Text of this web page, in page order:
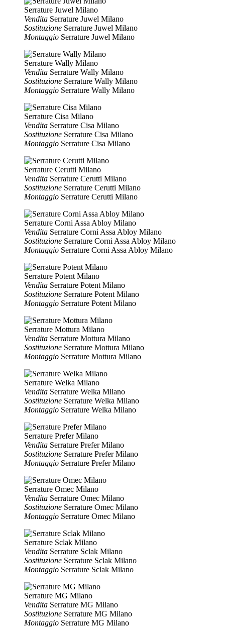
Serrature Juwel Milano
Vendita Serrature Juwel Milano
Sostituzione Serrature Juwel Milano
Montaggio Serrature Juwel Milano
Serrature Wally Milano
Vendita Serrature Wally Milano
Sostituzione Serrature Wally Milano
Montaggio Serrature Wally Milano
Serrature Cisa Milano
Vendita Serrature Cisa Milano
Sostituzione Serrature Cisa Milano
Montaggio Serrature Cisa Milano
Serrature Cerutti Milano
Vendita Serrature Cerutti Milano
Sostituzione Serrature Cerutti Milano
Montaggio Serrature Cerutti Milano
Serrature Corni Assa Abloy Milano
Vendita Serrature Corni Assa Abloy Milano
Sostituzione Serrature Corni Assa Abloy Milano
Montaggio Serrature Corni Assa Abloy Milano
Serrature Potent Milano
Vendita Serrature Potent Milano
Sostituzione Serrature Potent Milano
Montaggio Serrature Potent Milano
Serrature Mottura Milano
Vendita Serrature Mottura Milano
Sostituzione Serrature Mottura Milano
Montaggio Serrature Mottura Milano
Serrature Welka Milano
Vendita Serrature Welka Milano
Sostituzione Serrature Welka Milano
Montaggio Serrature Welka Milano
Serrature Prefer Milano
Vendita Serrature Prefer Milano
Sostituzione Serrature Prefer Milano
Montaggio Serrature Prefer Milano
Serrature Omec Milano
Vendita Serrature Omec Milano
Sostituzione Serrature Omec Milano
Montaggio Serrature Omec Milano
Serrature Sclak Milano
Vendita Serrature Sclak Milano
Sostituzione Serrature Sclak Milano
Montaggio Serrature Sclak Milano
Serrature MG Milano
Vendita Serrature MG Milano
Sostituzione Serrature MG Milano
Montaggio Serrature MG Milano